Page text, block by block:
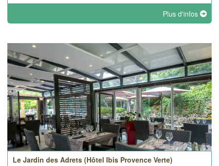
Plus d'infos
Le Jardin des Adrets (Hôtel Ibis Provence Verte)